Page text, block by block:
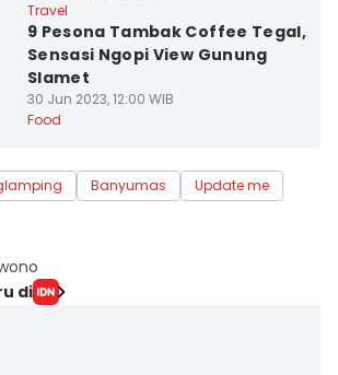
Travel
9 Pesona Tambak Coffee Tegal,
Sensasi Ngopi View Gunung
Slamet
30 Jun 2023, 12:00 WIB
Food
Banyumas Update me
di